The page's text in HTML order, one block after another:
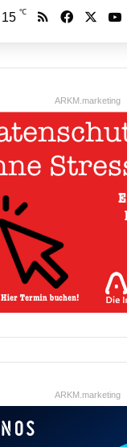
15 ℃ RSS Facebook
ARKM.marketing
ARKM.marketing